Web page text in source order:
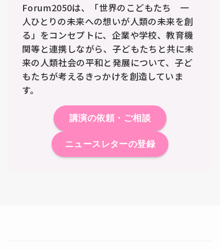
Forum2050は、「世界のこどもたち 一
人ひとりの未来への想いが人類の未来を創
る」をコンセプトに、企業や学校、教育機
関等と連携しながら、子どもたちと共に未
来の人類社会の平和と発展について、子ど
もたちが考えるきっかけを創造していま
す。
講演の依頼・ご相談
ニュースレターの登録